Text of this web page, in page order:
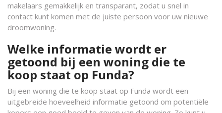
makelaars gemakkelijk en transparant, zodat u snel in
contact kunt komen met de juiste persoon voor uw nieuwe
droomwoning.
Welke informatie wordt er
getoond bij een woning die te
koop staat op Funda?
Bij een woning die te koop staat op Funda wordt een
uitgebreide hoeveelheid informatie getoond om potentiële